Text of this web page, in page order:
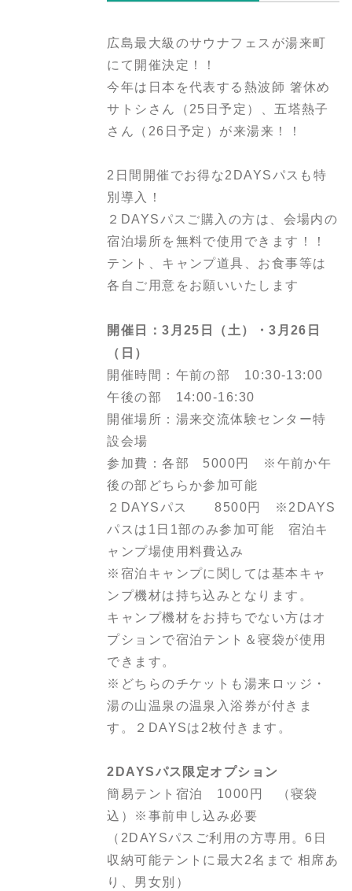
広島最大級のサウナフェスが湯来町
にて開催決定！！
今年は日本を代表する熱波師 箸休め
サトシさん（25日予定）、五塔熱子
さん（26日予定）が来湯来！！
2日間開催でお得な2DAYSパスも特
別導入！
２DAYSパスご購入の方は、会場内の
宿泊場所を無料で使用できます！！
テント、キャンプ道具、お食事等は
各自ご用意をお願いいたします
開催日：3月25日（土）・3月26日
（日）
開催時間：午前の部 10:30-13:00
午後の部 14:00-16:30
開催場所：湯来交流体験センター特
設会場
参加費：各部 5000円 ※午前か午
後の部どちらか参加可能
２DAYSパス 8500円 ※2DAYS
パスは1日1部のみ参加可能 宿泊キ
ャンプ場使用料費込み
※宿泊キャンプに関しては基本キャ
ンプ機材は持ち込みとなります。
キャンプ機材をお持ちでない方はオ
プションで宿泊テント＆寝袋が使用
できます。
※どちらのチケットも湯来ロッジ・
湯の山温泉の温泉入浴券が付きま
す。２DAYSは2枚付きます。
2DAYSパス限定オプション
簡易テント宿泊 1000円 （寝袋
込）※事前申し込み必要
（2DAYSパスご利用の方専用。6日
収納可能テントに最大2名まで 相席あ
り、男女別）